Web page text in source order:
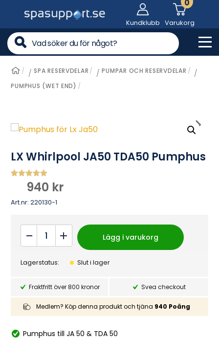
content
Kundklubb
0
Varukorg
/SPA RESERVDELAR /PUMPAR OCH RESERVDELAR /
PUMPHUS (WET END)
LX Whirlpool JA50 TDA50 Pumphus
Betygsatt
av 5
kundrecens
940 kr
Art.nr:220130-1
Whirlpool
TDA50
Lägg i varukorg
Lagerstatus: Slut i lager
Fraktfritt över 800 kronor Svea checkout
Medlem? Köp denna produkt och tjäna 940 Poäng
Pumphus till JA 50 & TDA 50